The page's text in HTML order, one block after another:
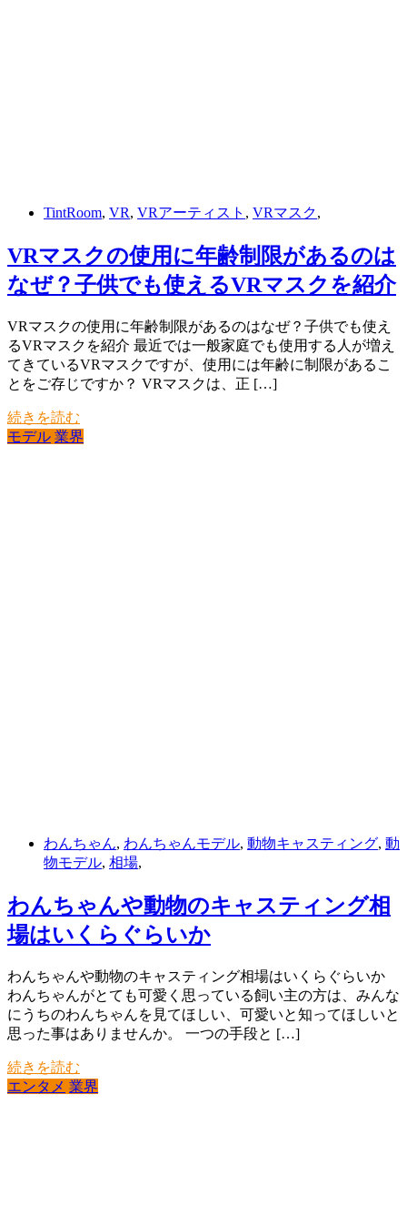
TintRoom, VR, VRアーティスト , VRマスク,
VRマスクの使用に年齢制限があるのは
なぜ？子供でも使えるVRマスクを紹介
VRマスクの使用に年齢制限があるのはなぜ？子供でも使え
るVRマスクを紹介 最近では一般家庭でも使用する人が増え
てきているVRマスクですが、使用には年齢に制限があるこ
とをご存じですか？ VRマスクは、正 […]
続きを読む
モデル 業界
わんちゃん, わんちゃんモデル, 動物キャスティング, 動
物モデル, 相場,
わんちゃんや動物のキャスティング相
場はいくらぐらいか
わんちゃんや動物のキャスティング相場はいくらぐらいか
わんちゃんがとても可愛く思っている飼い主の方は、みんな
にうちのわんちゃんを見てほしい、可愛いと知ってほしいと
思った事はありませんか。 一つの手段と […]
続きを読む
エンタメ 業界